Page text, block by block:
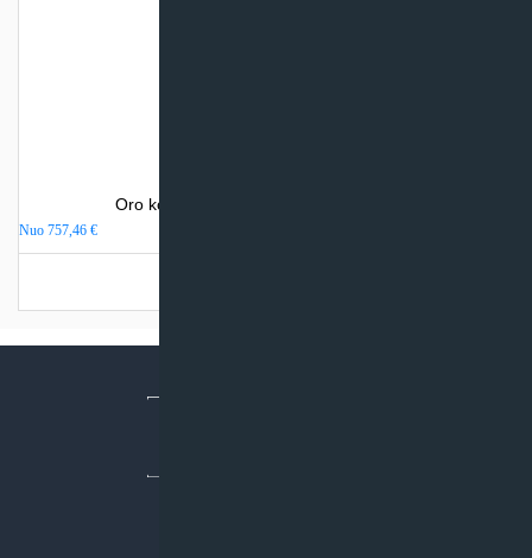
Oro kondicionierius Electrolux MONACO
Nuo 757,46 €